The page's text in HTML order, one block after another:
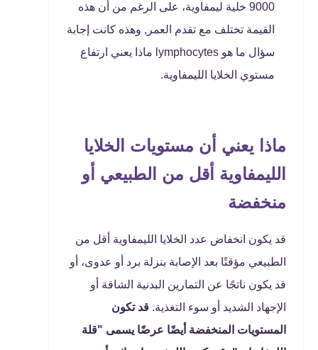
9000 خلية ليمفاوية، على الرغم من أن هذه
القيمة تختلف مع تقدم العمر, وهذه كانت إجابة
سؤال ما هو lymphocytes ماذا يعني ارتفاع
مستوي الخلايا الليمفاوية.
ماذا يعني أن مستويات الخلايا
الليمفاوية أقل من الطبيعي أو
منخفضة
قد يكون انخفاض عدد الخلايا الليمفاوية أقل من
الطبيعي مؤقتًا بعد الإصابة بنزلة برد أو عدوى، أو
قد يكون ناتجًا عن التمارين البدنية الشاقة أو
الإجهاد الشديد أو سوء التغذية. قد تكون
المستويات المنخفضة أيضًا عرضًا يسمى "قلة